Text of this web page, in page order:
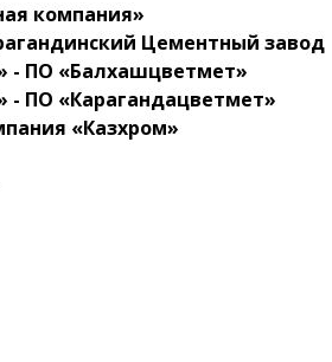
компания»
Цементный завод
- ПО «Балхашцветмет»
- ПО «Карагандацветмет»
«Казхром»